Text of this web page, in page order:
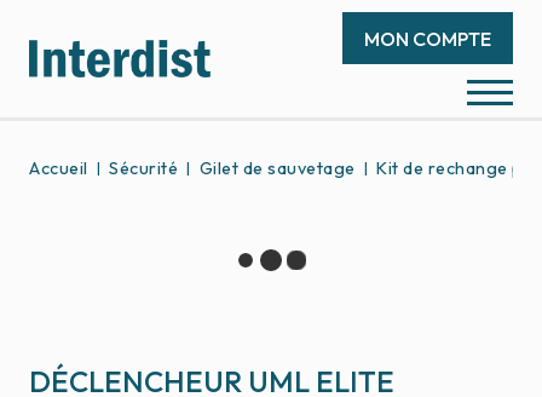
MON COMPTE
Accueil Sécurité Gilet de sauvetage Kit de rechange
DÉCLENCHEUR UML ELITE